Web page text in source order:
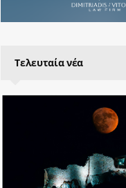
Τελευταία νέα